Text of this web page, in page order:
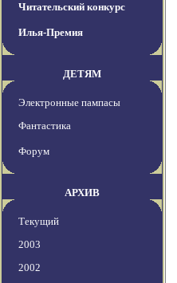
Читательский конкурс
Илья-Премия
ДЕТЯМ
Электронные пампасы
Фантастика
Форум
АРХИВ
Текущий
2003
2002